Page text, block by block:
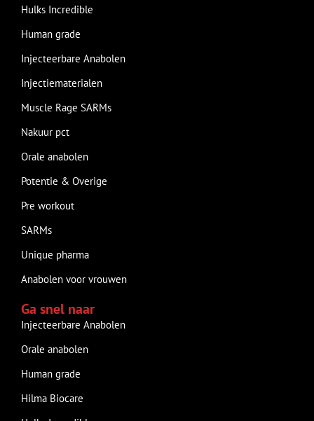
Hulks Incredible
Human grade
Injecteerbare Anabolen
Injectiematerialen
Muscle Rage SARMs
Nakuur pct
Orale anabolen
Potentie & Overige
Pre workout
SARMs
Unique pharma
Anabolen voor vrouwen
Ga snel naar
Injecteerbare Anabolen
Orale anabolen
Human grade
Hilma Biocare